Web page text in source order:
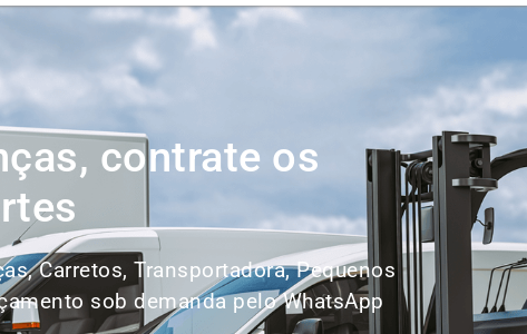
contrate os
Carretos, Transportadora, Pequenos
sob demanda pelo WhatsApp